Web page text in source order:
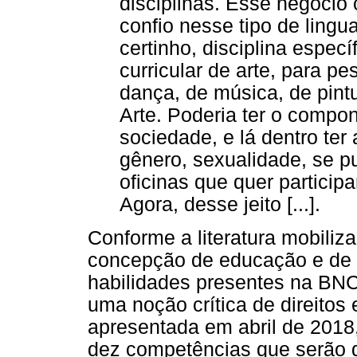
confio nesse tipo de
certinho, disciplina
curricular de arte, para
dança, de música, de
Arte. Poderia ter o
sociedade, e lá dentro ter
gênero, sexualidade, se
oficinas que quer
Agora, desse jeito [...].
Conforme a literatura
concepção de educação e
habilidades presentes na
uma noção crítica de direitos
apresentada em abril de
dez competências que serão